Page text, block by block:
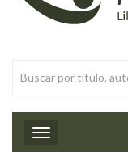
Toggle navigation